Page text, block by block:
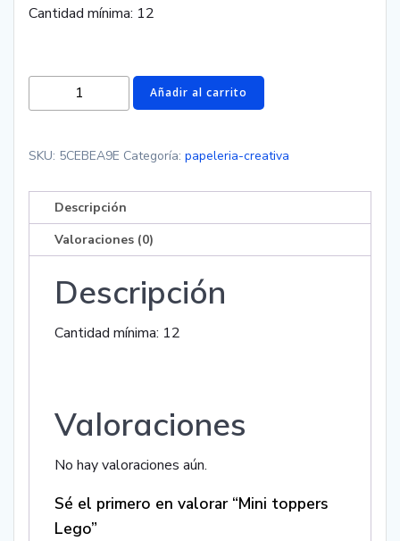
Cantidad mínima: 12
toppers
cantidad
Añadir al carrito
SKU: 5CEBEA9E Categoría: papeleria-creativa
Descripción
Valoraciones (0)
Descripción
Cantidad mínima: 12
Valoraciones
No hay valoraciones aún.
Sé el primero en valorar “Mini toppers
Lego”